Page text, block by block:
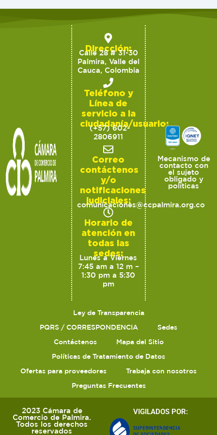
Dirección:
Calle 28 # 31-30
Palmira, Valle del
Cauca, Colombia
Teléfono y
Línea de
servicio a la
ciudadanía/usuario:
(+57) 602-
2806911
Correo
contáctenos
y/o
notificaciones
judiciales:
comunicaciones@ccpalmira.org.co
Horario de
atención en
todas las
sedes:
Lunes a Viernes
7:45 am a 12 m –
1:30 pm a 5:30
pm
Mecanismo de
contacto con
el sujeto
obligado y
políticas
Ley de Transparencia
PQRS / CORRESPONDENCIA
Sedes
Contáctenos
Mapa del Sitio
Políticas de Tratamiento de Datos
Ofertas para proveedores
Trabaja con nosotros
Preguntas Frecuentes
2023 Cámara de
Comercio de Palmira.
Todos los derechos
reservados
VIGILADOS POR: